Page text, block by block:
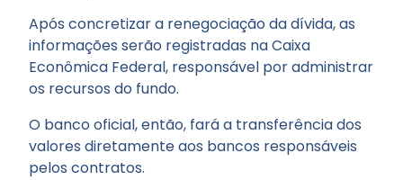
Após concretizar a renegociação da dívida, as
informações serão registradas na Caixa
Econômica Federal, responsável por administrar
os recursos do fundo.
O banco oficial, então, fará a transferência dos
valores diretamente aos bancos responsáveis
pelos contratos.